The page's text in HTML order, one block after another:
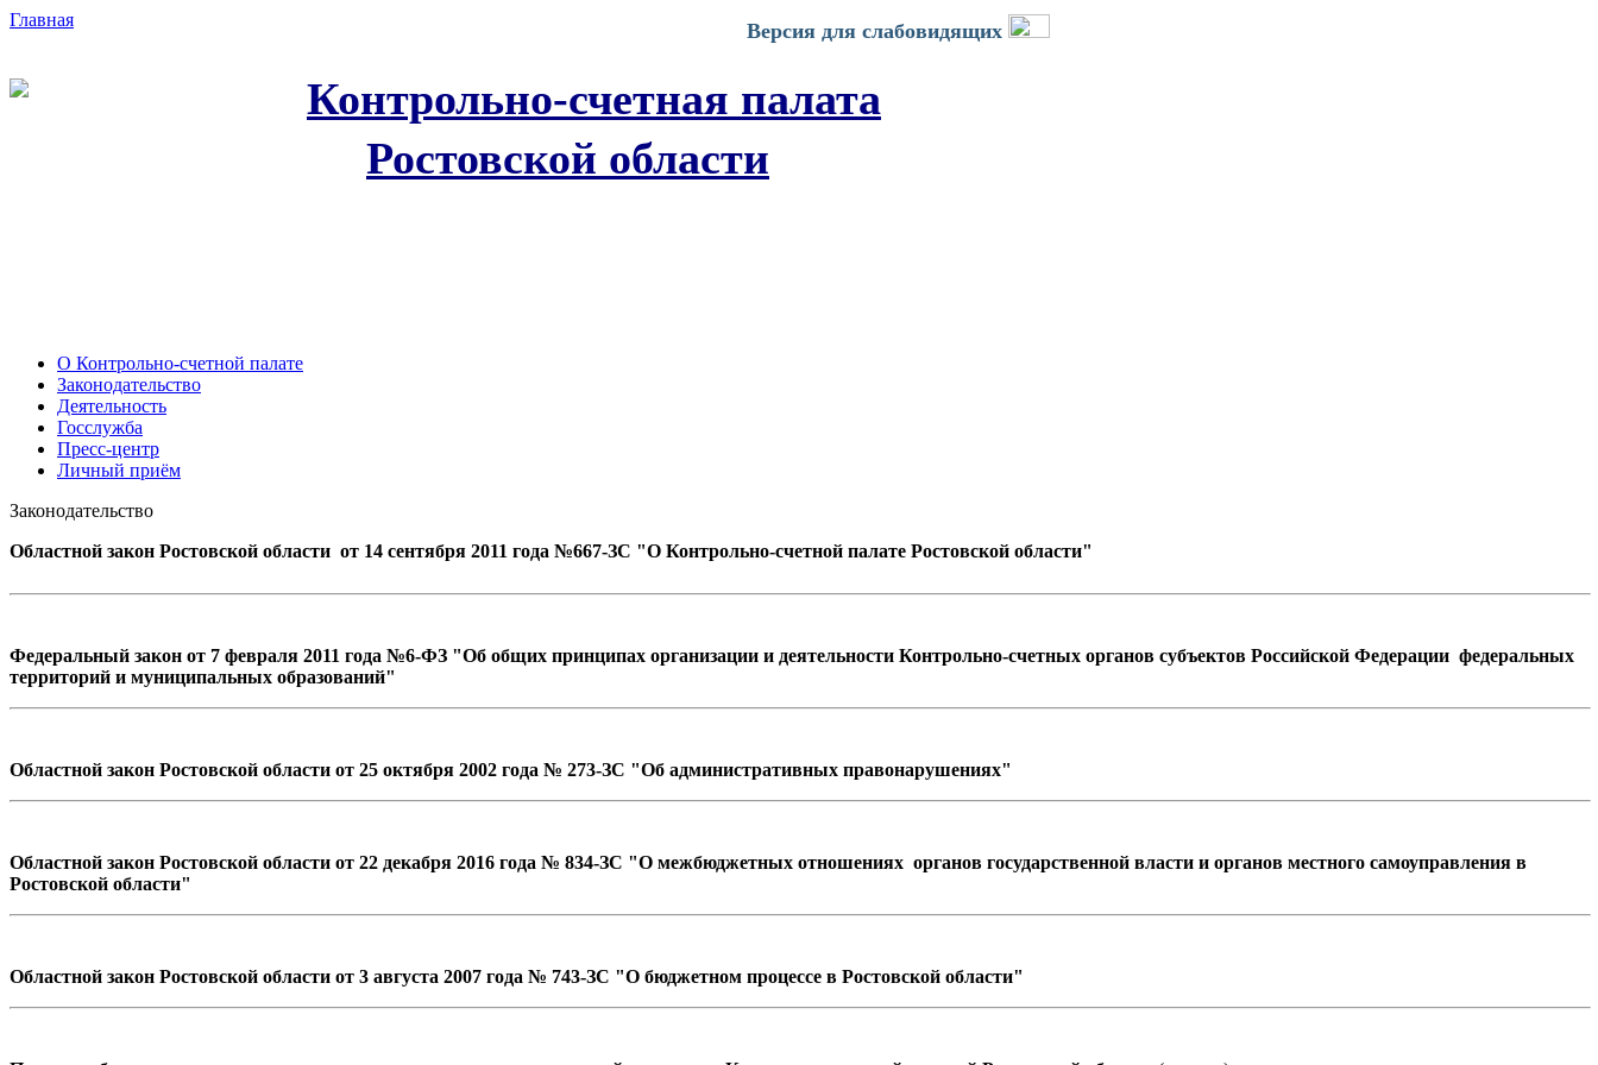
Главная Версия для слабовидящих
Контрольно-счетная палата
Ростовской области
О Контрольно-счетной палате
Законодательство
Деятельность
Госслужба
Пресс-центр
Личный приём
Законодательство
Областной закон Ростовской области от 14 сентября 2011 года №667-ЗС "О Контрольно-счетной палате Ростовской области"
Федеральный закон от 7 февраля 2011 года №6-ФЗ "Об общих принципах организации и деятельности Контрольно-счетных органов субъектов Российской Федерации федеральных
территорий и муниципальных образований"
Областной закон Ростовской области от 25 октября 2002 года № 273-ЗС "Об административных правонарушениях"
Областной закон Ростовской области от 22 декабря 2016 года № 834-ЗС "О межбюджетных отношениях органов государственной власти и органов местного самоуправления в
Ростовской области"
Областной закон Ростовской области от 3 августа 2007 года № 743-ЗС "О бюджетном процессе в Ростовской области"